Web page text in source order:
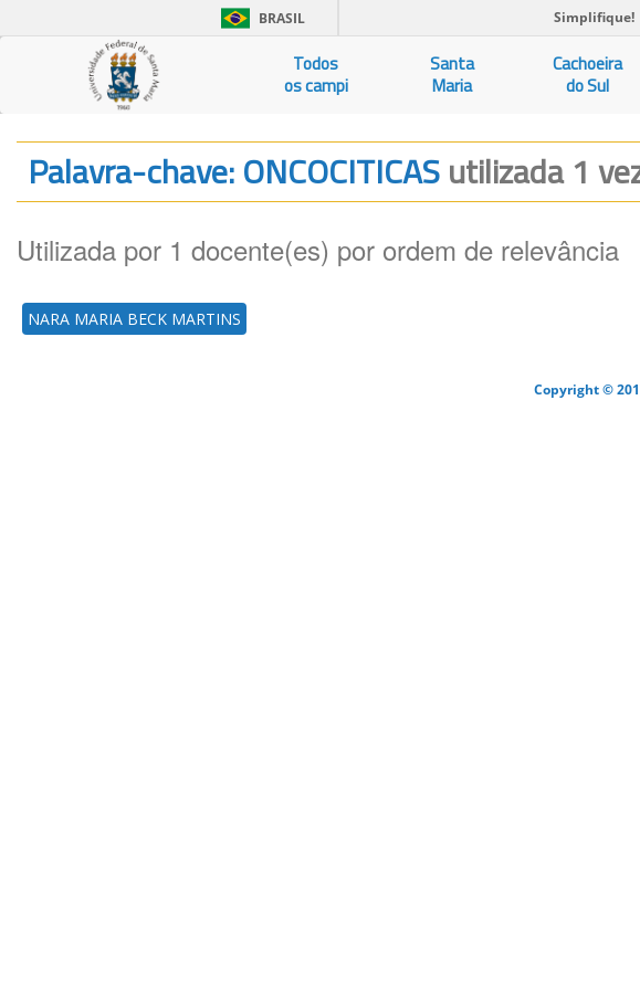
BRASIL Simplifique!
Todos
os campi
Santa
Maria
Cachoeira
do Sul
Palavra-chave: ONCOCITICASutilizada 1
Utilizada por 1 docente(es) por ordem de relevância
NARA MARIA BECK MARTINS
Copyright ©